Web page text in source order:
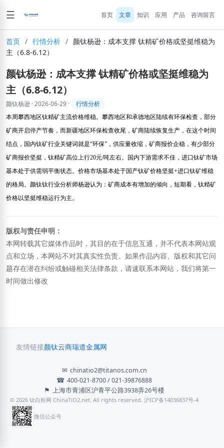
☰ 首页 文章 知识 应用 产品 咨询留言
首页 / 行情分析 / 颜钛杨逊：成本支撑 钛精矿价格或坚挺维稳为
主（6.8-6.12）
颜钛杨逊：成本支撑 钛精矿价格或坚挺维稳为
主（6.8-6.12）
颜钛杨逊 ·2026-06-29 ·
行情分析
本周攀西地区钛精矿主流价格维稳。攀西地区和承德地区陆续有环保检查，部分
矿商开启停产节奏，而新疆地区环保检查收尾，矿商陆续恢复生产，在这个时间
结点，国内钛矿行业关键词就是“环保”，供应量收缩，矿商报价企稳，有少部分
矿商报价坚挺，钛精矿高位上行20元/吨左右。国内下游需求不佳，进口钛矿市场
基本处于供需弱平衡状态。价格市场基本处于国产钛矿价格坚挺+进口钛矿维稳
的格局。 颜钛钛行业分析师杨逊认为：矿商成本有增加的倾向，短期看，钛精矿
价格以坚挺维稳运行为主。
版权与责任申明：
本网转载其它媒体作品时，其目的在于信息互通，并不代表本网站观
点和立场，本网站不对其真实性负责。如果作品内容、版权和其它问
题存在潜在纠纷或触碰相关法律条款，请速联系本网站，我们将第一
时间做出修改
友情链接颜钛云商瑞道金属网
✉ chinatio2@titanos.com.cn
☎ 400-021-8700 / 021-39876888
⚑ 上海市青浦区沪青平公路3938弄26号楼
© 2026 钛白粉网 ChinaTiO2.net. All rights reserved. 沪ICP备14036837号-4
微信公众号